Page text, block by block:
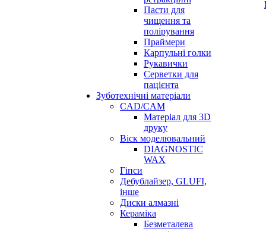
Пасти для
чищення та
полірування
Праймери
Карпульні голки
Рукавички
Серветки для
пацієнта
Зуботехнічні матеріали
CAD/CAM
Матеріал для 3D
друку
Віск моделювальний
DIAGNOSTIC
WAX
Гіпси
Дебублайзер, GLUFI,
інше
Диски алмазні
Кераміка
Безметалева